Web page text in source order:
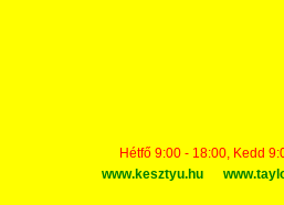
Hétfő 9:00 - 18:00, Kedd
www.kesztyu.hu